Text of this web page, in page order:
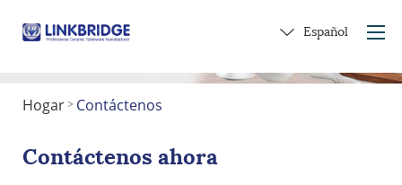
Hogar
Español
Hogar > Contáctenos
Contáctenos ahora